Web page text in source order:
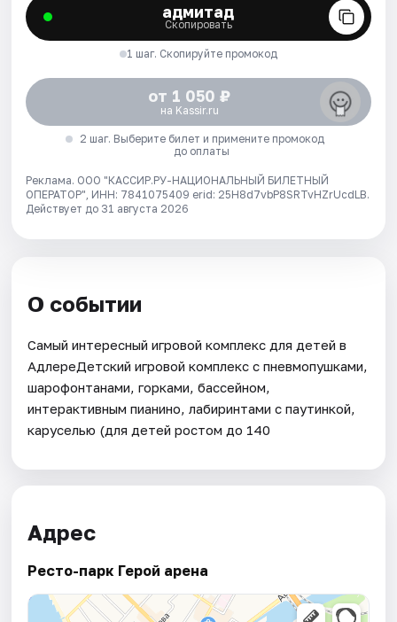
адмитад
Скопировать
1 шаг. Скопируйте промокод
от 1 050 ₽
на Kassir.ru
2 шаг. Выберите билет и примените промокод
до оплаты
Реклама. ООО "КАССИР.РУ-НАЦИОНАЛЬНЫЙ БИЛЕТНЫЙ
ОПЕРАТОР", ИНН: 7841075409 erid: 25H8d7vbP8SRTvHZrUcdLB.
Действует до 31 августа 2026
О событии
Самый интересный игровой комплекс для детей в
АдлереДетский игровой комплекс с пневмопушками,
шарофонтанами, горками, бассейном,
интерактивным пианино, лабиринтами с паутинкой,
каруселью (для детей ростом до 140
Адрес
Ресто-парк Герой арена